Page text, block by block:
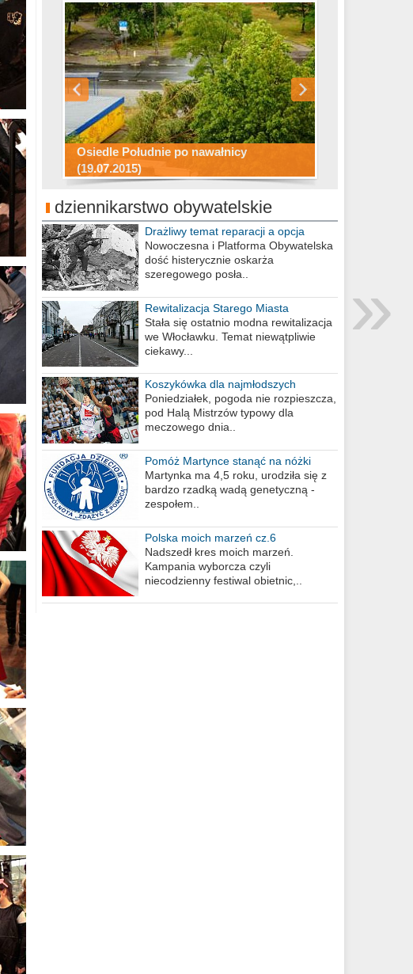
Osiedle Południe po nawałnicy
(19.07.2015)
Wizytówka Włocławka
polowanie wigilijne 2014
Miasto kładzie się do snu .
miejsca"
Ścieżka rowerowa w naszym mieście
dziennikarstwo obywatelskie
Drażliwy temat reparacji a opcja
berlińska
Nowoczesna i Platforma Obywatelska
dość histerycznie oskarża
szeregowego posła..
Rewitalizacja Starego Miasta
Stała się ostatnio modna rewitalizacja
we Włocławku. Temat niewątpliwie
ciekawy...
Koszykówka dla najmłodszych
Poniedziałek, pogoda nie rozpieszcza,
pod Halą Mistrzów typowy dla
meczowego dnia..
Pomóż Martynce stanąć na nóżki
Martynka ma 4,5 roku, urodziła się z
bardzo rzadką wadą genetyczną -
zespołem..
Polska moich marzeń cz.6
Nadszedł kres moich marzeń.
Kampania wyborcza czyli
niecodzienny festiwal obietnic,..
»